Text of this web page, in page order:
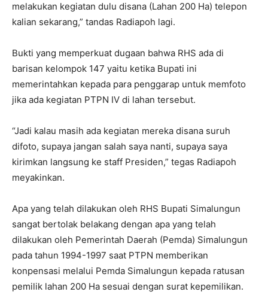
melakukan kegiatan dulu disana (Lahan 200 Ha) telepon
kalian sekarang,” tandas Radiapoh lagi.
Bukti yang memperkuat dugaan bahwa RHS ada di
barisan kelompok 147 yaitu ketika Bupati ini
memerintahkan kepada para penggarap untuk memfoto
jika ada kegiatan PTPN IV di lahan tersebut.
“Jadi kalau masih ada kegiatan mereka disana suruh
difoto, supaya jangan salah saya nanti, supaya saya
kirimkan langsung ke staff Presiden,” tegas Radiapoh
meyakinkan.
Apa yang telah dilakukan oleh RHS Bupati Simalungun
sangat bertolak belakang dengan apa yang telah
dilakukan oleh Pemerintah Daerah (Pemda) Simalungun
pada tahun 1994-1997 saat PTPN memberikan
konpensasi melalui Pemda Simalungun kepada ratusan
pemilik lahan 200 Ha sesuai dengan surat kepemilikan.